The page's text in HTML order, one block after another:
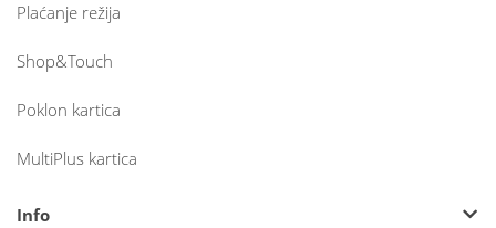
Plaćanje režija
Shop&Touch
Poklon kartica
MultiPlus kartica
Info